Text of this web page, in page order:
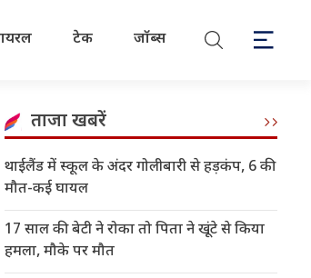
टेक जॉब्स
ताजा खबरें
थाईलैंड में स्कूल के अंदर गोलीबारी से हड़कंप, 6 की
मौत-कई घायल
17 साल की बेटी ने रोका तो पिता ने खूंटे से किया
हमला, मौके पर मौत